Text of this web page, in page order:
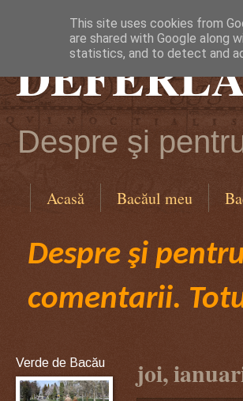
Despre şi
Acasă Bacăul meu
Despre şi
comentarii.
joi,
Verde de Bacău
This site uses cookies from
are shared with Google along
statistics, and to detect and